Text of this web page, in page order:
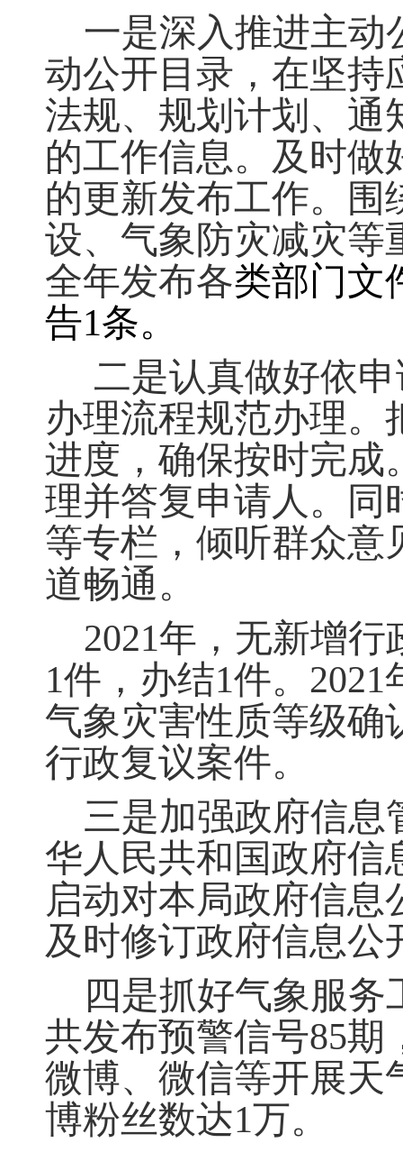
一是深入推进主动
动公开目录 ， 在坚持
法规、规划计划、通
的工作信息。 及时做
的更新发布工作。围
设、气象防灾减灾等
全年发布各类部门文
告1条。
二是认真做好依
办理流程规范办理。
进度，确保按时完成
理并答复申请人。同
等专栏，倾听群众意
道畅通。
2021年 ， 无新增行
1件 ， 办结1件。2021
气象灾害性质等级确
行政复议案件。
三是加强政府信息
华人民共和国政府信
启动对本局政府信
及时修订政府信息公
四是抓好气象服务
共发布预警信号85期
微博、微信等开展天
博粉丝数达1万。